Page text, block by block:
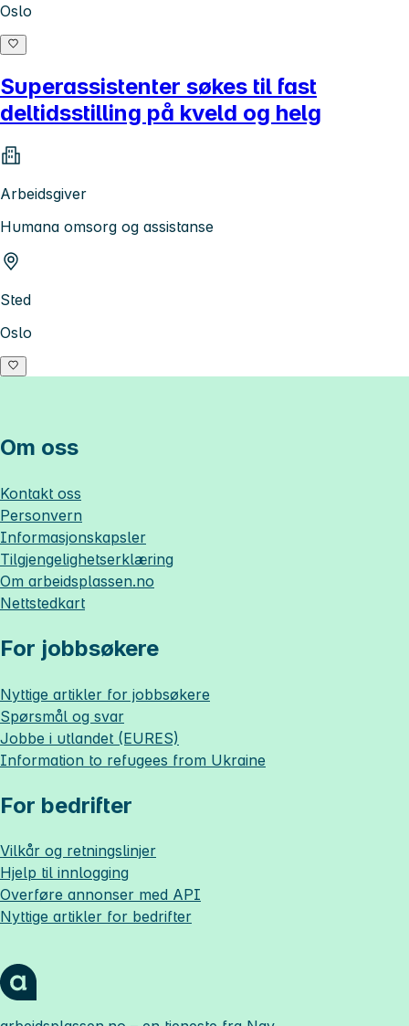
Oslo
Superassistenter søkes til fast
deltidsstilling på kveld og helg
Arbeidsgiver
Humana omsorg og assistanse
Sted
Oslo
Om oss
Kontakt oss
Personvern
Informasjonskapsler
Tilgjengelighetserklæring
Om arbeidsplassen.no
Nettstedkart
For jobbsøkere
Nyttige artikler for jobbsøkere
Spørsmål og svar
Jobbe i utlandet (EURES)
Information to refugees from Ukraine
For bedrifter
Vilkår og retningslinjer
Hjelp til innlogging
Overføre annonser med API
Nyttige artikler for bedrifter